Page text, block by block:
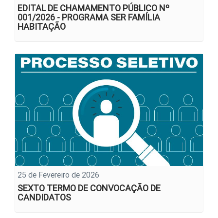
EDITAL DE CHAMAMENTO PÚBLICO Nº
001/2026 - PROGRAMA SER FAMÍLIA
HABITAÇÃO
25 de Fevereiro de 2026
SEXTO TERMO DE CONVOCAÇÃO DE
CANDIDATOS